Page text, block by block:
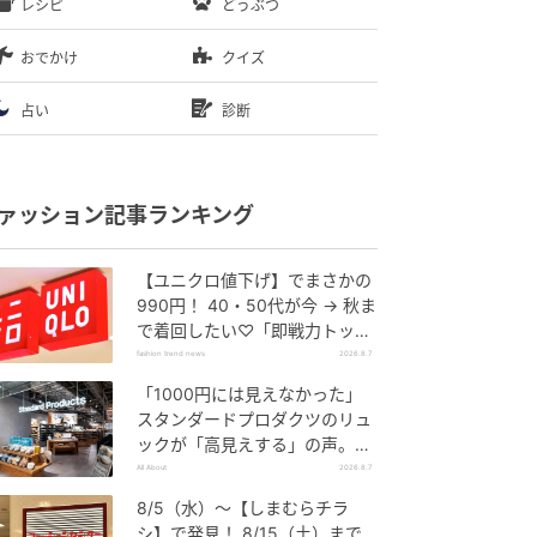
レシピ どうぶつ
おでかけ クイズ
占い 診断
ッション記事ランキング
【ユニクロ値下げ】でまさかの
990円！ 40・50代が今 → 秋ま
で着回したい♡「即戦力トップ
ス」
fashion trend news 2026.8.7
「1000円には見えなかった」
スタンダードプロダクツのリュ
ックが「高見えする」の声。2
個購入する人も
All About 2026.8.7
8/5（水）〜【しまむらチラ
シ】で発見！ 8/15（土）まで